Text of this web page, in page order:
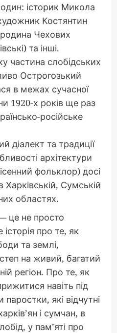
історик Микола
Костянтин
Чехових
та інші.
частина слобідських
Острогозький
в межах сучасної
1920-х років ще раз
російське
діалект та традиції
архітектури
фольклор) досі
Харківській, Сумській
областях.
це не просто
про те, як
та землі,
на живий, багатий
регіон. Про те, як
навіть під
які відчутні
і сумчан, в
у пам’яті про